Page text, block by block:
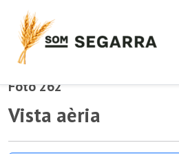
Foto 262
Vista aèria